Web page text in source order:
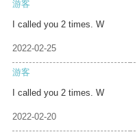
游客
I called you 2 times. W
2022-02-25
游客
I called you 2 times. W
2022-02-20